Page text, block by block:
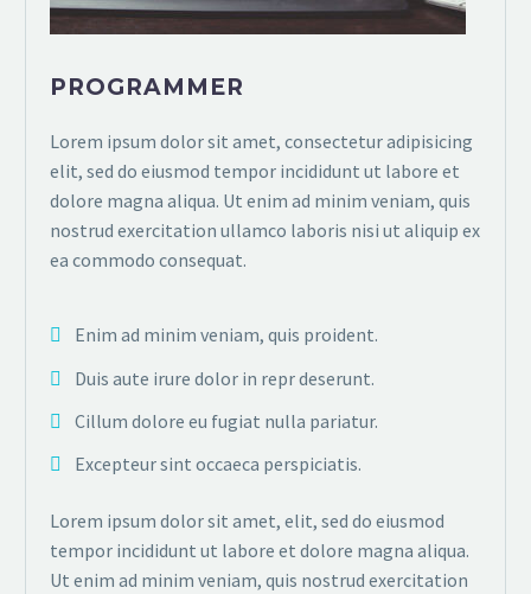
PROGRAMMER
Lorem ipsum dolor sit amet, consectetur adipisicing
elit, sed do eiusmod tempor incididunt ut labore et
dolore magna aliqua. Ut enim ad minim veniam, quis
nostrud exercitation ullamco laboris nisi ut aliquip ex
ea commodo consequat.
Enim ad minim veniam, quis proident.
Duis aute irure dolor in repr deserunt.
Cillum dolore eu fugiat nulla pariatur.
Excepteur sint occaeca perspiciatis.
Lorem ipsum dolor sit amet, elit, sed do eiusmod
tempor incididunt ut labore et dolore magna aliqua.
Ut enim ad minim veniam, quis nostrud exercitation